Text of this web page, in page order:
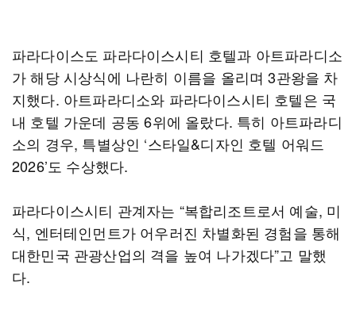
파라다이스도 파라다이스시티 호텔과 아트파라디소
가 해당 시상식에 나란히 이름을 올리며 3관왕을 차
지했다. 아트파라디소와 파라다이스시티 호텔은 국
내 호텔 가운데 공동 6위에 올랐다. 특히 아트파라디
소의 경우, 특별상인 ‘스타일&디자인 호텔 어워드
2026’도 수상했다.
파라다이스시티 관계자는 “복합리조트로서 예술, 미
식, 엔터테인먼트가 어우러진 차별화된 경험을 통해
대한민국 관광산업의 격을 높여 나가겠다”고 말했
다.